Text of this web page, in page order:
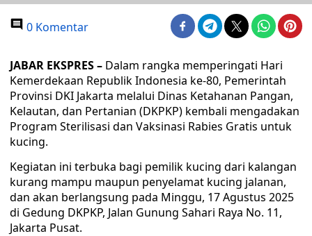
0 Komentar
JABAR EKSPRES – Dalam rangka memperingati Hari
Kemerdekaan Republik Indonesia ke-80, Pemerintah
Provinsi DKI Jakarta melalui Dinas Ketahanan Pangan,
Kelautan, dan Pertanian (DKPKP) kembali mengadakan
Program Sterilisasi dan Vaksinasi Rabies Gratis untuk
kucing.
Kegiatan ini terbuka bagi pemilik kucing dari kalangan
kurang mampu maupun penyelamat kucing jalanan,
dan akan berlangsung pada Minggu, 17 Agustus 2025
di Gedung DKPKP, Jalan Gunung Sahari Raya No. 11,
Jakarta Pusat.